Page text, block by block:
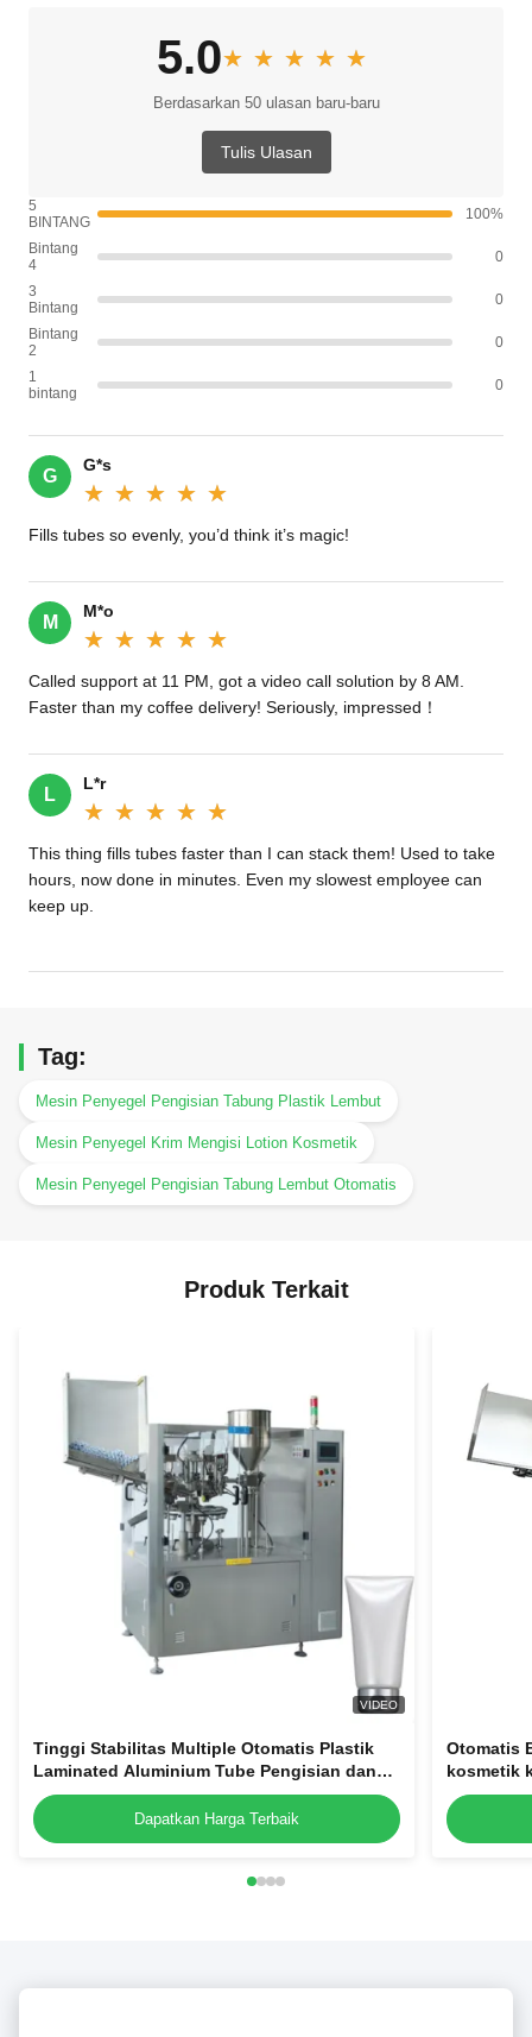
5.0★★★★★
★★★★★
Berdasarkan 50 ulasan baru-baru
Tulis Ulasan
5
BINTANG
100%
Bintang
4
0
3
Bintang
0
Bintang
2
0
1
bintang
0
G
G*s
★★★★★
★★★★★
Fills tubes so evenly, you’d think it’s magic!‌
M
M*o
★★★★★
★★★★★
Called support at 11 PM, got a video call solution by 8 AM.
Faster than my coffee delivery! Seriously, impressed！
L
L*r
★★★★★
★★★★★
This thing fills tubes faster than I can stack them! Used to take
hours, now done in minutes. Even my slowest employee can
keep up.
Tag:
Mesin Penyegel Pengisian Tabung Plastik Lembut
Mesin Penyegel Krim Mengisi Lotion Kosmetik
Mesin Penyegel Pengisian Tabung Lembut Otomatis
Produk Terkait
VIDEO
Tinggi Stabilitas Multiple Otomatis Plastik
Laminated Aluminium Tube Pengisian dan
Sealing Mesin untuk dijual
Dapatkan Harga Terbaik
Otomatis
kosmetik